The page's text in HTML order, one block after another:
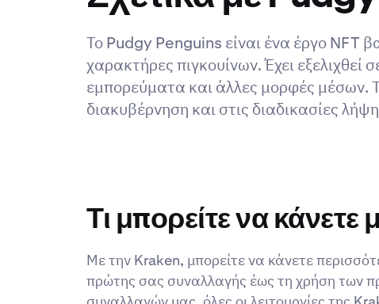
Το Pudgy Penguins είναι ένα έργο NFT
χαρακτήρες πιγκουίνων. Έχει
εμπορεύματα και άλλες μορφές μέσων.
διακυβέρνηση και στις διαδικασίες
Τι μπορείτε να
Με την Kraken, μπορείτε να κάνετε
πρώτης σας συναλλαγής έως τη χρήση των